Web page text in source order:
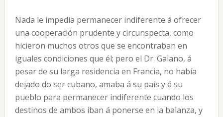
Nada le impedía permanecer indiferente á ofrecer
una cooperación prudente y circunspecta, como
hicieron muchos otros que se encontraban en
iguales condiciones que él; pero el Dr. Galano, á
pesar de su larga residencia en Francia, no había
dejado do ser cubano, amaba á su país y á su
pueblo para permanecer indiferente cuando los
destinos de ambos iban á ponerse en la balanza, y